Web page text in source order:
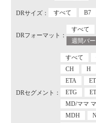
DRサイズ： すべて B7
DRフォーマット：
すべて
週間バ
DRセグメント：
すべて
CH
H
ETA
ETG
MD/ママ
MDH